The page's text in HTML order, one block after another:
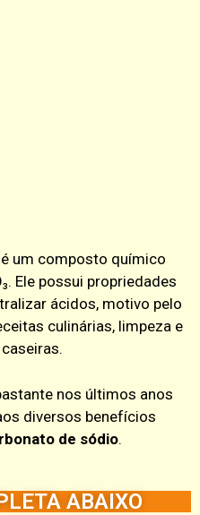
um composto químico
Ele possui propriedades
ácidos, motivo pelo
culinárias, limpeza e
nos últimos anos
diversos benefícios
de sódio.
ABAIXO